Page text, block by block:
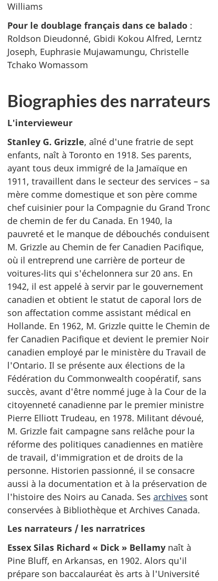
Williams
Pour le doublage français dans ce balado :
Roldson Dieudonné, Gbidi Kokou Alfred, Lerntz
Joseph, Euphrasie Mujawamungu, Christelle
Tchako Womassom
Biographies des narrateurs
L'intervieweur
Stanley G. Grizzle, aîné d'une fratrie de sept
enfants, naît à Toronto en 1918. Ses parents,
ayant tous deux immigré de la Jamaïque en
1911, travaillent dans le secteur des services – sa
mère comme domestique et son père comme
chef cuisinier pour la Compagnie du Grand Tronc
de chemin de fer du Canada. En 1940, la
pauvreté et le manque de débouchés conduisent
M. Grizzle au Chemin de fer Canadien Pacifique,
où il entreprend une carrière de porteur de
voitures-lits qui s'échelonnera sur 20 ans. En
1942, il est appelé à servir par le gouvernement
canadien et obtient le statut de caporal lors de
son affectation comme assistant médical en
Hollande. En 1962, M. Grizzle quitte le Chemin de
fer Canadien Pacifique et devient le premier Noir
canadien employé par le ministère du Travail de
l'Ontario. Il se présente aux élections de la
Fédération du Commonwealth coopératif, sans
succès, avant d'être nommé juge à la Cour de la
citoyenneté canadienne par le premier ministre
Pierre Elliott Trudeau, en 1978. Militant dévoué,
M. Grizzle fait campagne sans relâche pour la
réforme des politiques canadiennes en matière
de travail, d'immigration et de droits de la
personne. Historien passionné, il se consacre
aussi à la documentation et à la préservation de
l'histoire des Noirs au Canada. Ses archives sont
conservées à Bibliothèque et Archives Canada.
Les narrateurs / les narratrices
Essex Silas Richard « Dick » Bellamy naît à
Pine Bluff, en Arkansas, en 1902. Alors qu'il
prépare son baccalauréat ès arts à l'Université